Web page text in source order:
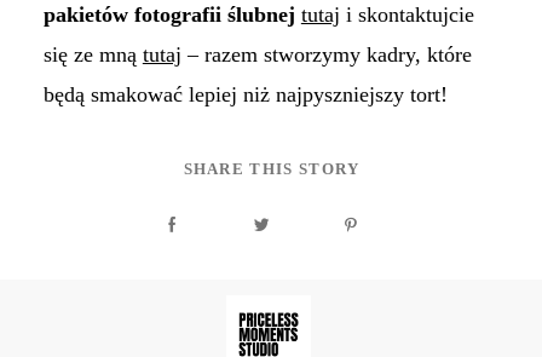
pakietów fotografii ślubnej tutaj i skontaktujcie
się ze mną tutaj – razem stworzymy kadry, które
będą smakować lepiej niż najpyszniejszy tort!
SHARE THIS STORY